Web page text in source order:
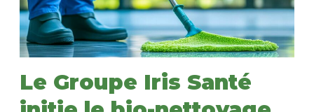
Le Groupe Iris Santé